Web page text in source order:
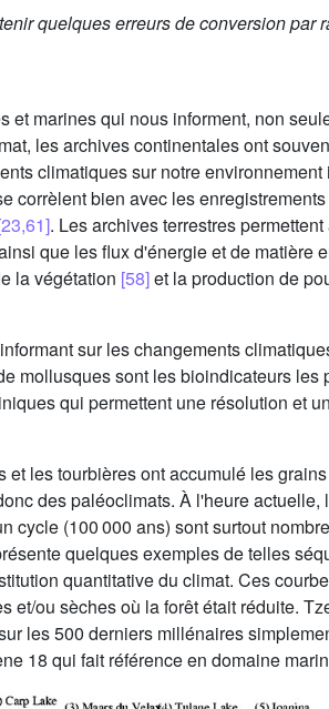
quelques erreurs de conversion par
et marines qui nous informent, non
les archives continentales ont
climatiques sur notre
corrèlent bien avec les
. Les archives terrestres
que les flux d'énergie et de matière
la végétation [58]et la production de
sur les changements
mollusques sont les bioindicateurs
qui permettent une résolution et
les tourbières ont accumulé les
des paléoclimats. À l'heure
cycle (100 000 ans) sont surtout
quelques exemples de telles
quantitative du climat. Ces
et/ou sèches où la forêt était réduite.
les 500 derniers millénaires
18 qui fait référence en domaine